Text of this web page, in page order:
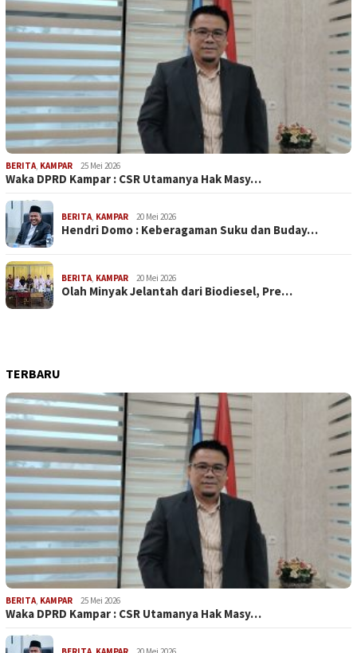
BERITA KAMPAR 25 Mei 2026
Waka DPRD Kampar : CSR Utamanya Hak Masy…
BERITA KAMPAR 20 Mei 2026
Hendri Domo : Keberagaman Suku dan Buday…
BERITA KAMPAR 20 Mei 2026
Olah Minyak Jelantah dari Biodiesel, Pre…
TERBARU
BERITA KAMPAR 25 Mei 2026
Waka DPRD Kampar : CSR Utamanya Hak Masy…